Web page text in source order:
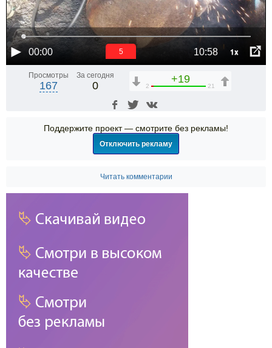
00:00 10:58 1x
5
Просмотры
167
За сегодня
0
+19
2 21
Поддержите проект — смотрите без рекламы!
Отключить рекламу
Читать комментарии